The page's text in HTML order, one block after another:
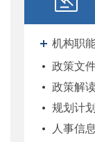
机构职
政策文
政策解
规划计划
人事信息